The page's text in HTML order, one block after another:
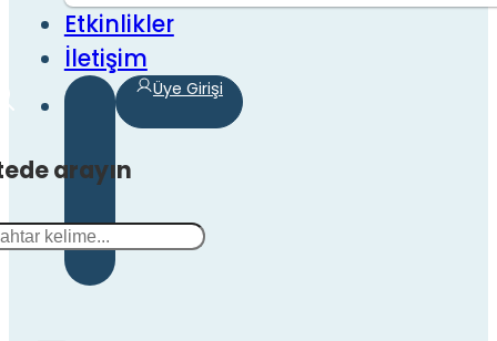
Etkinlikler
İletişim
arayın
Üye Girişi